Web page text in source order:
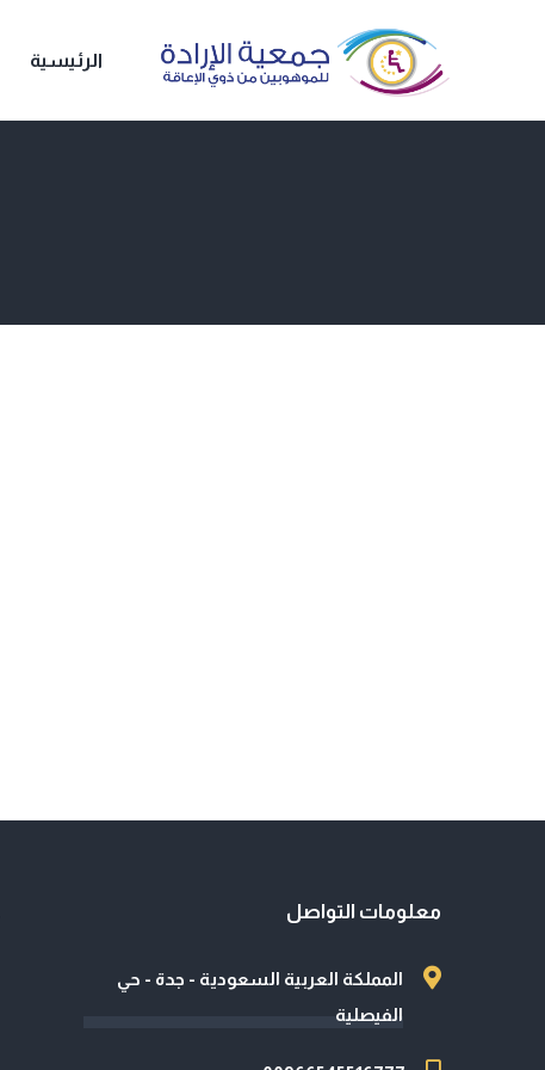
الرئيسية
معلومات التواصل
المملكة العربية السعودية - جدة - حي
الفيصلية